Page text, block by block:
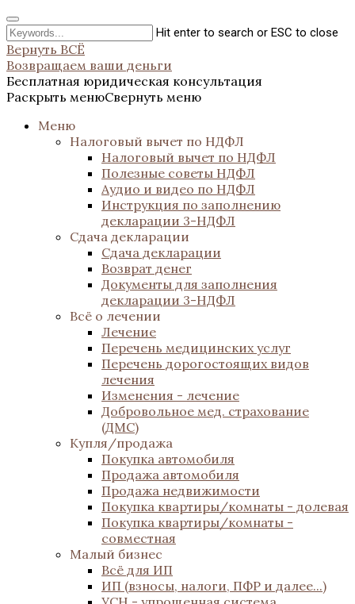
Hit enter to search or ESC to close
Вернуть ВСЁ
Возвращаем ваши деньги
Бесплатная юридическая консультация
Раскрыть менюСвернуть меню
Меню
Налоговый вычет по НДФЛ
Налоговый вычет по НДФЛ
Полезные советы НДФЛ
Аудио и видео по НДФЛ
Инструкция по заполнению
декларации 3-НДФЛ
Сдача декларации
Сдача декларации
Возврат денег
Документы для заполнения
декларации 3-НДФЛ
Всё о лечении
Лечение
Перечень медицинских услуг
Перечень дорогостоящих видов
лечения
Изменения - лечение
Добровольное мед. страхование
(ДМС)
Купля/продажа
Покупка автомобиля
Продажа автомобиля
Продажа недвижимости
Покупка квартиры/комнаты - долевая
Покупка квартиры/комнаты -
совместная
Малый бизнес
Всё для ИП
ИП (взносы, налоги, ПФР и далее...)